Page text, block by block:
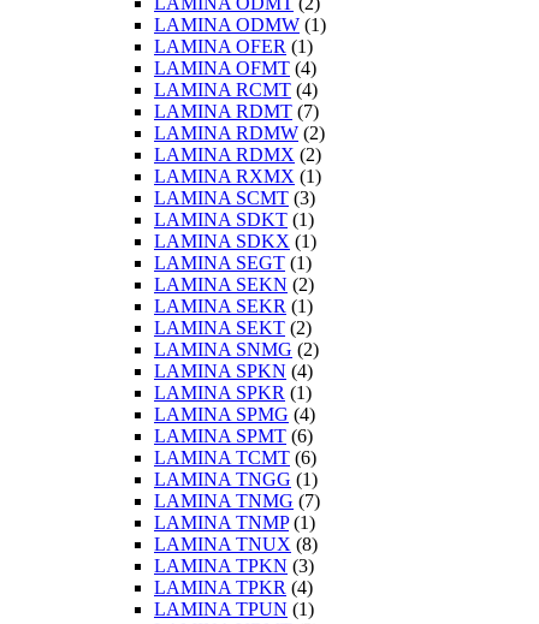
LAMINA ODMW (1)
LAMINA OFER (1)
LAMINA OFMT (4)
LAMINA RCMT (4)
LAMINA RDMT (7)
LAMINA RDMW (2)
LAMINA RDMX (2)
LAMINA RXMX (1)
LAMINA SCMT (3)
LAMINA SDKT (1)
LAMINA SDKX (1)
LAMINA SEGT (1)
LAMINA SEKN (2)
LAMINA SEKR (1)
LAMINA SEKT (2)
LAMINA SNMG (2)
LAMINA SPKN (4)
LAMINA SPKR (1)
LAMINA SPMG (4)
LAMINA SPMT (6)
LAMINA TCMT (6)
LAMINA TNGG (1)
LAMINA TNMG (7)
LAMINA TNMP(1)
LAMINA TNUX (8)
LAMINA TPKN (3)
LAMINA TPKR (4)
LAMINA TPUN (1)